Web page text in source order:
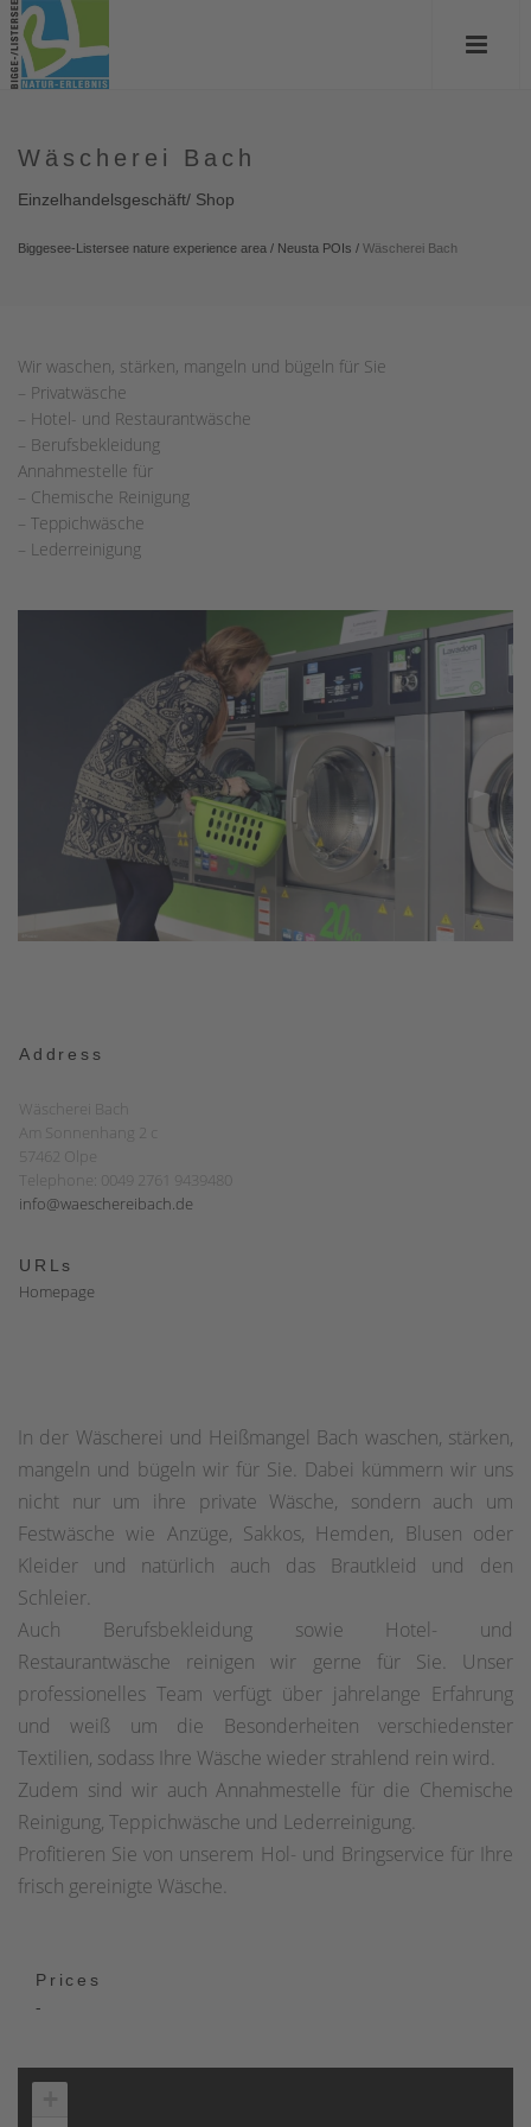
Wäscherei Bach
Einzelhandelsgeschäft/ Shop
Biggesee-Listersee nature experience area / Neusta POIs / Wäscherei Bach
Wir waschen, stärken, mangeln und bügeln für Sie
– Privatwäsche
– Hotel- und Restaurantwäsche
– Berufsbekleidung
Annahmestelle für
– Chemische Reinigung
– Teppichwäsche
– Lederreinigung
Address
Wäscherei Bach
Am Sonnenhang 2 c
57462 Olpe
Telephone: 0049 2761 9439480
info@waeschereibach.de
URLs
Homepage
In der Wäscherei und Heißmangel Bach waschen, stärken,
mangeln und bügeln wir für Sie. Dabei kümmern wir uns
nicht nur um ihre private Wäsche, sondern auch um
Festwäsche wie Anzüge, Sakkos, Hemden, Blusen oder
Kleider und natürlich auch das Brautkleid und den
Schleier.
Auch Berufsbekleidung sowie Hotel- und
Restaurantwäsche reinigen wir gerne für Sie. Unser
professionelles Team verfügt über jahrelange Erfahrung
und weiß um die Besonderheiten verschiedenster
Textilien, sodass Ihre Wäsche wieder strahlend rein wird.
Zudem sind wir auch Annahmestelle für die Chemische
Reinigung, Teppichwäsche und Lederreinigung.
Profitieren Sie von unserem Hol- und Bringservice für Ihre
frisch gereinigte Wäsche.
Prices
-